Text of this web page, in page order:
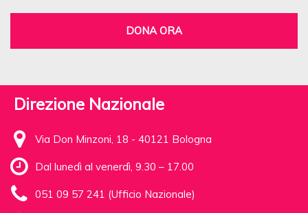
DONA ORA
Direzione Nazionale
Via Don Minzoni, 18 - 40121 Bologna
Dal lunedì al venerdì, 9.30 – 17.00
051 09 57 241 (Ufficio Nazionale)